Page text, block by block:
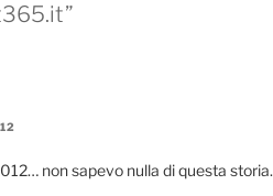
non sapevo nulla di questa storia.